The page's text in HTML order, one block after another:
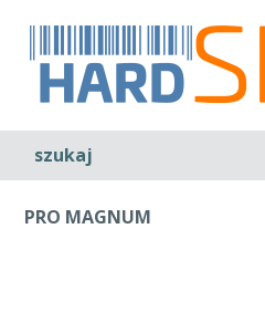
szukaj
PRO MAGNUM